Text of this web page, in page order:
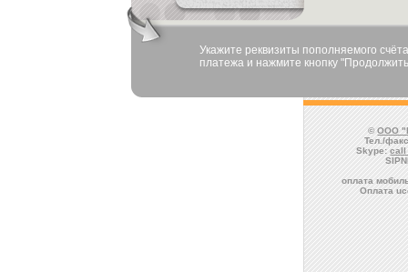
Укажите реквизиты пополняемого
платежа и нажмите кнопку
©ООО
Тел./
Skype:
оплата
Оплата